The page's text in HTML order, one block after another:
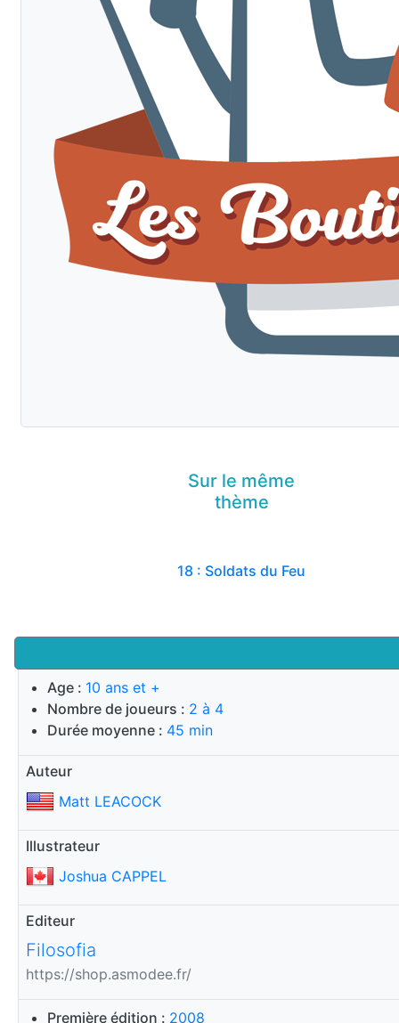
Age : 10 ans et +
Nombre de joueurs : 2 à 4
Durée moyenne : 45 min
Auteur
Matt LEACOCK
Illustrateur
Joshua CAPPEL
Editeur
Filosofia
https://shop.asmodee.fr/
Première édition : 2008
Sur le même
thème
18 : Soldats du Feu